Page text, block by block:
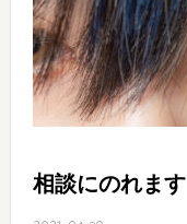
客
様
と
写
真
撮
相談にのれます